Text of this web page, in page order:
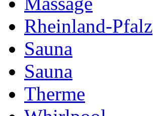
Rheinland-Pfalz
Sauna
Sauna
Therme